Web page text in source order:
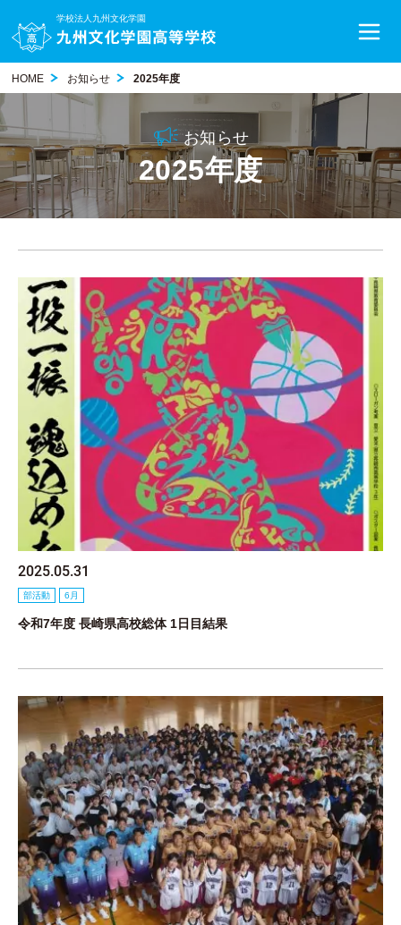
学校法人九州文化学園
HOME お知らせ 2025年度
お知らせ
2025年度
2025.05.31
部活動 6月
令和7年度 長崎県高校総体 1日目結果